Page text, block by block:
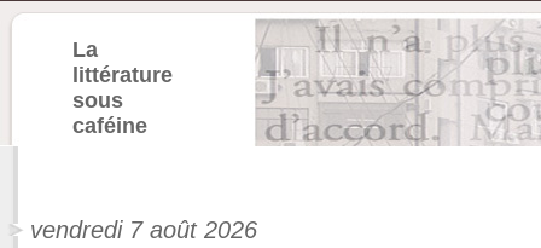
La
littérature
sous
caféine
vendredi 7 août 2026